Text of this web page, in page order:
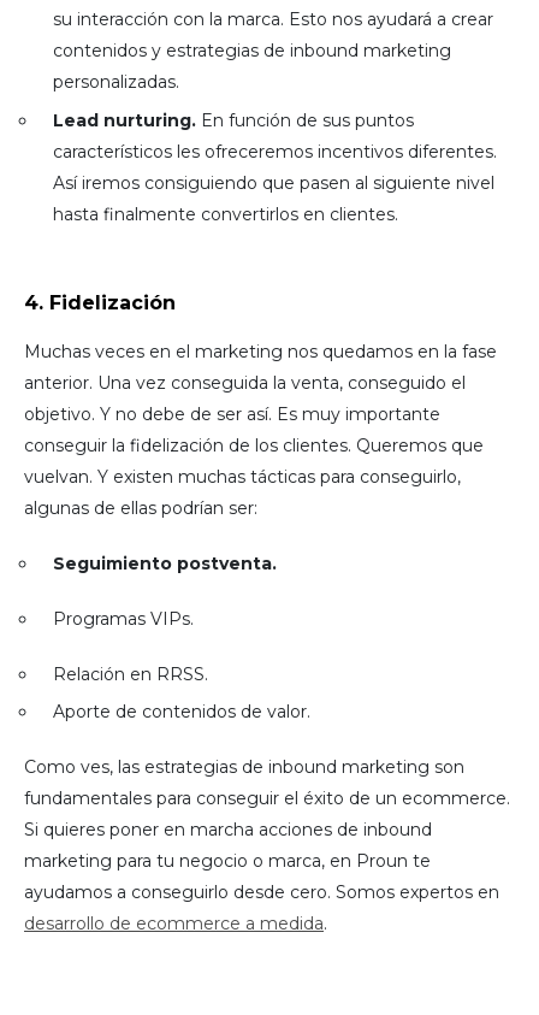
su interacción con la marca. Esto nos ayudará a crear
contenidos y estrategias de inbound marketing
personalizadas.
Lead nurturing. En función de sus puntos
característicos les ofreceremos incentivos diferentes.
Así iremos consiguiendo que pasen al siguiente nivel
hasta finalmente convertirlos en clientes.
4. Fidelización
Muchas veces en el marketing nos quedamos en la fase
anterior. Una vez conseguida la venta, conseguido el
objetivo. Y no debe de ser así. Es muy importante
conseguir la fidelización de los clientes. Queremos que
vuelvan. Y existen muchas tácticas para conseguirlo,
algunas de ellas podrían ser:
Seguimiento postventa.
Programas VIPs.
Relación en RRSS.
Aporte de contenidos de valor.
Como ves, las estrategias de inbound marketing son
fundamentales para conseguir el éxito de un ecommerce.
Si quieres poner en marcha acciones de inbound
marketing para tu negocio o marca, en Proun te
ayudamos a conseguirlo desde cero. Somos expertos en
desarrollo de ecommerce a medida.